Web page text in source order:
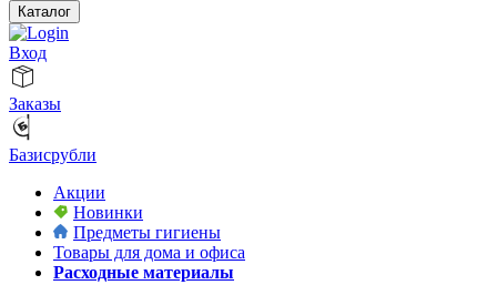
Каталог
Вход
Заказы
Базисрубли
Акции
Новинки
Предметы гигиены
Товары для дома и офиса
Расходные материалы